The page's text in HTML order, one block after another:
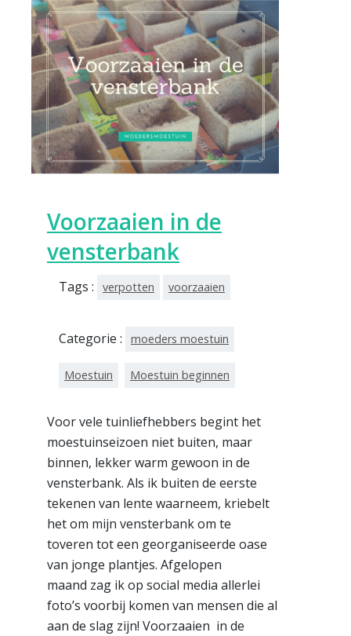
Voorzaaien in de
vensterbank
Tags : verpotten voorzaaien
Categorie : moeders moestuin
Moestuin Moestuin beginnen
Voor vele tuinliefhebbers begint het
moestuinseizoen niet buiten, maar
binnen, lekker warm gewoon in de
vensterbank. Als ik buiten de eerste
tekenen van lente waarneem, kriebelt
het om mijn vensterbank om te
toveren tot een georganiseerde oase
van jonge plantjes. Afgelopen
maand zag ik op social media allerlei
foto’s voorbij komen van mensen die al
aan de slag zijn! Voorzaaien in de